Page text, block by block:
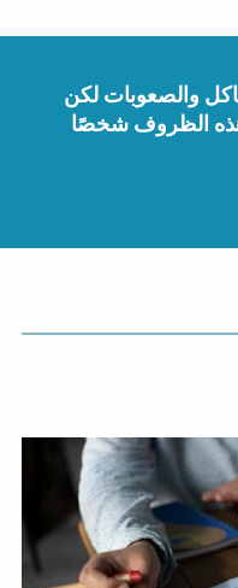
والصعوبات لكن
هذه الظروف شخصًا